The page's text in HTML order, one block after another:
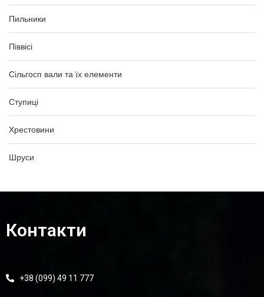
Пильники
Піввісі
Сільгосп вали та їх елементи
Ступиці
Хрестовини
Шруси
Контакти
+38 (099) 49 11 777